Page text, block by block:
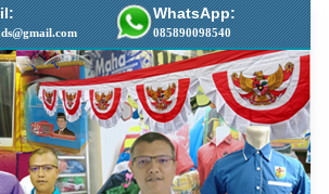
WhatsApp:
085890098540